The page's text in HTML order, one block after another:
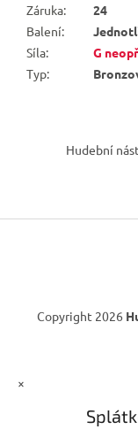
Záruka:
24
Balení:
Síla:
G
Typ:
í
Hudební
Copyright 2026
×